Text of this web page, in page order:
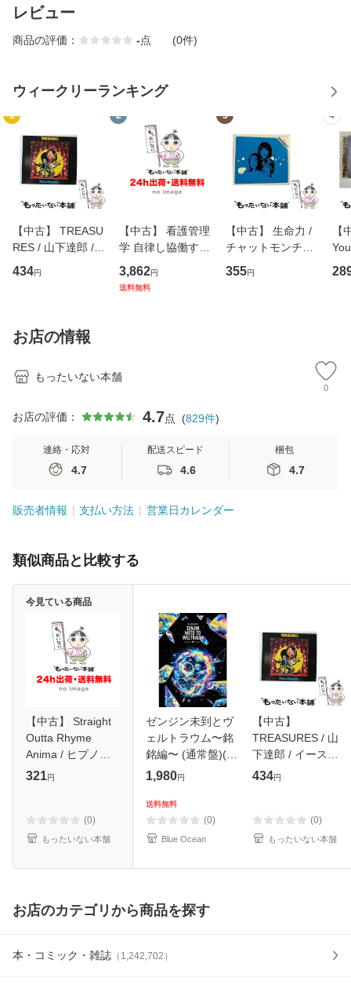
レビュー
商品の評価： -点 (0件)
ウィークリーランキング
1
【中古】 TREASU
RES / 山下達郎 /
イーストウエス
ト・ジャパン [CD]
434円
2
【中古】 看護管理
学 自律し協働する
専門職の看護マネ
ジメントスキル 改
3,862円
送料無料
3
【中古】 生命力 /
チャットモンチー /
キューンレコード
[CD]【メール便送
355円
4
【
のが
お店の情報
もったいない本舗
0
お店の評価： 4.7点 (829件)
連絡・応対
4.7
配送スピード
4.6
梱包
4.7
販売者情報 支払い方法 営業日カレンダー
類似商品と比較する
【中古】 Straight
Outta Rhyme
Anima / ヒプノシ
スマイク -Division
料】
321円
(0)
もったいない本舗
今見ている商品
ゼンジン未到とヴ
ェルトラウム〜銘
銘編〜 (通常盤)(2
枚組) [DVD]
1,980円
送料無料
(0)
Blue Ocean
【中古】
TREASURES / 山
下達郎 / イースト
ウエスト・ジャパ
434円
(0)
もったいない本舗
お店のカテゴリから商品を探す
本・コミック・雑誌 （ 1,242,702 ）